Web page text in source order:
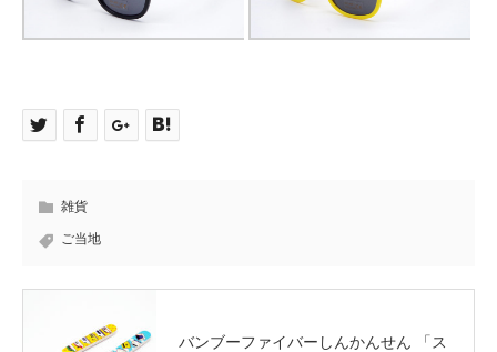
雑貨
ご当地
バンブーファイバーしんかんせん 「ス